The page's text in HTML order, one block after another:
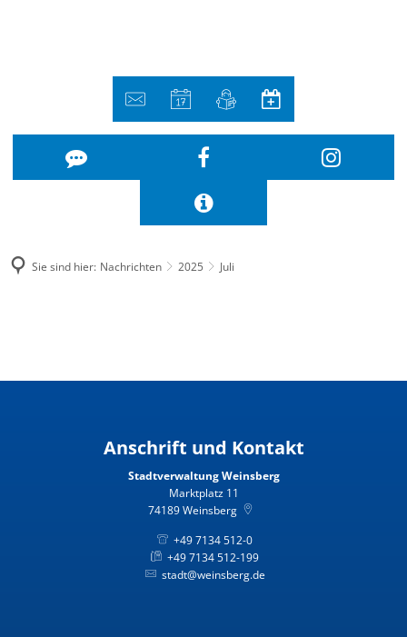
Sie sind hier: Nachrichten 2025 Juli
Anschrift und Kontakt
Stadtverwaltung Weinsberg
Marktplatz 11
74189Weinsberg
+49 7134 512-0
+49 7134 512-199
stadt@weinsberg.de